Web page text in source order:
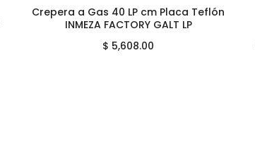
Crepera a Gas 40 LP cm Placa Teflón
INMEZA FACTORY GALT LP
$ 5,608.00